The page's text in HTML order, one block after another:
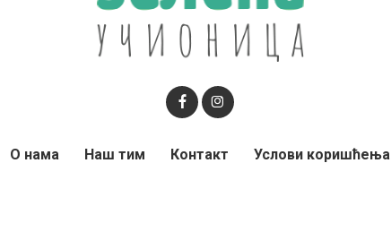
О нама Наш тим Контакт Услови коришћења